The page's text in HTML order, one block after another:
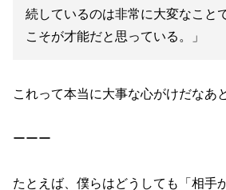
続しているのは非常に大変なこと
こそが才能だと思っている。」
これって本当に大事な心がけだなあ
ーーー
たとえば、僕らはどうしても「相手